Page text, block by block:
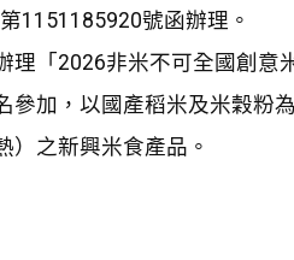
1151185920號函辦理。
「2026非米不可全國創意
參加，以國產稻米及米穀粉
）之新興米食產品。